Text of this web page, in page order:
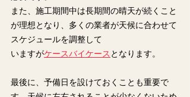
また、施工期間中は長期間の晴天が続くこと
が理想となり、多くの業者が天候に合わせて
スケジュールを調整して
いますがケースバイケース となります。
最後に、予備日を設けておくことも重要で